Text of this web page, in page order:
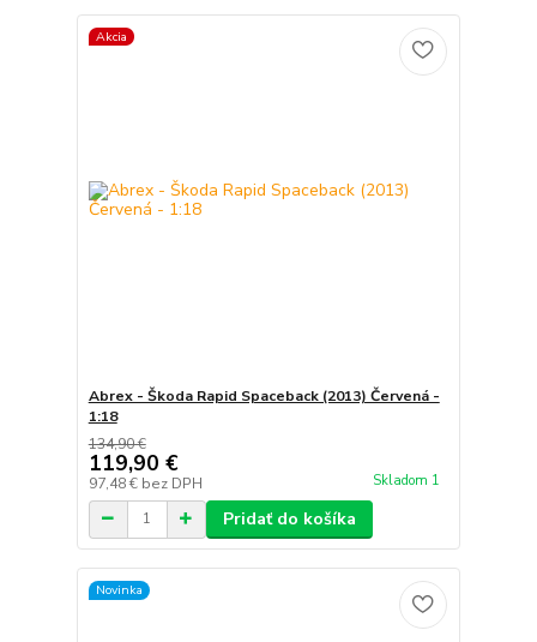
Akcia
Abrex - Škoda Rapid Spaceback (2013) Červená -
1:18
134,90 €
119,90 €
97,48 € bez DPH Skladom 1
Pridať do košíka
Novinka